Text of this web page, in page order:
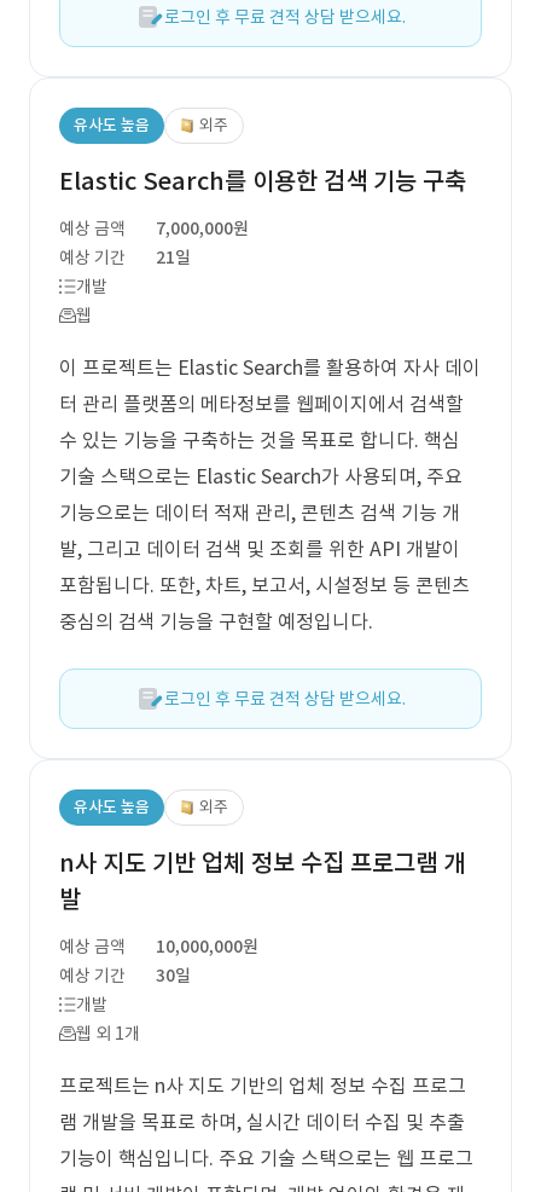
로그인 후 무료 견적 상담 받으세요.
유사도 높음 외주
Elastic Search를 이용한 검색 기능 구축
예상 금액
7,000,000원
예상 기간
21일
개발
웹
이 프로젝트는 Elastic Search를 활용하여 자사 데이
터 관리 플랫폼의 메타정보를 웹페이지에서 검색할
수 있는 기능을 구축하는 것을 목표로 합니다. 핵심
기술 스택으로는 Elastic Search가 사용되며, 주요
기능으로는 데이터 적재 관리, 콘텐츠 검색 기능 개
발, 그리고 데이터 검색 및 조회를 위한 API 개발이
포함됩니다. 또한, 차트, 보고서, 시설정보 등 콘텐츠
중심의 검색 기능을 구현할 예정입니다.
로그인 후 무료 견적 상담 받으세요.
유사도 높음 외주
n사 지도 기반 업체 정보 수집 프로그램 개
발
예상 금액
10,000,000원
예상 기간
30일
개발
웹 외 1개
프로젝트는 n사 지도 기반의 업체 정보 수집 프로그
램 개발을 목표로 하며, 실시간 데이터 수집 및 추출
기능이 핵심입니다. 주요 기술 스택으로는 웹 프로그